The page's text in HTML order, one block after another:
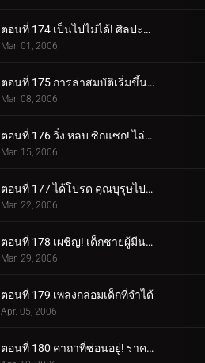
ตอนที่ 174 เป็นไปไม่ได้! ศิลปะนินจาคนดัง - Jutsu สไตล์เงิน!
Mar. 01, 2006
ตอนที่ 175 การล่าสมบัติเริ่มขึ้นแล้ว!
Mar. 08, 2006
ตอนที่ 176 วิ่ง หลบ ซิกแซก! ไล่ล่าหรือถูกไล่ล่า!
Mar. 15, 2006
ตอนที่ 177 ได้โปรด คุณบุรุษไปรษณีย์!!
Mar. 22, 2006
ตอนที่ 178 เผชิญ! เด็กชายผู้มีนามแห่งดวงดาว
Mar. 29, 2006
ตอนที่ 179 เพลงกล่อมเด็กที่จำได้
Apr. 05, 2006
ตอนที่ 180 คาถาที่ซ่อนอยู่! ราคาของศิลปะนินจา: คูจาคุ